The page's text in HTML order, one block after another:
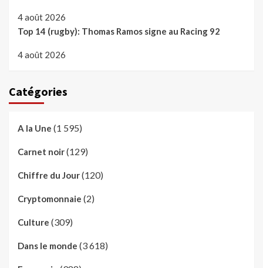
4 août 2026
Top 14 (rugby): Thomas Ramos signe au Racing 92
4 août 2026
Catégories
A la Une (1 595)
Carnet noir(129)
Chiffre du Jour(120)
Cryptomonnaie (2)
Culture (309)
Dans le monde (3 618)